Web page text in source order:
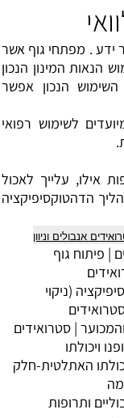
ידע . מפתחי גוף אשר
הנאות המינון הנכון
הנכון אפשר
לשימוש רפואי
אילו, עלייך לאכול
הדהטוקסיפיקציה
אנבולים וניוון
| פיתוח גוף
(ניקוי
| סטרואידים
ויכולתו
האתלטית-חלק
ותרופות